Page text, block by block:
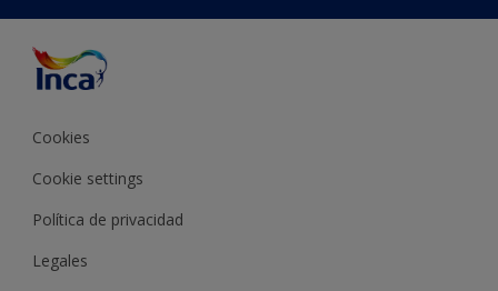
Cookies
Cookie settings
Política de privacidad
Legales